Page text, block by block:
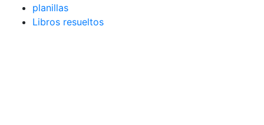
planillas
Libros resueltos